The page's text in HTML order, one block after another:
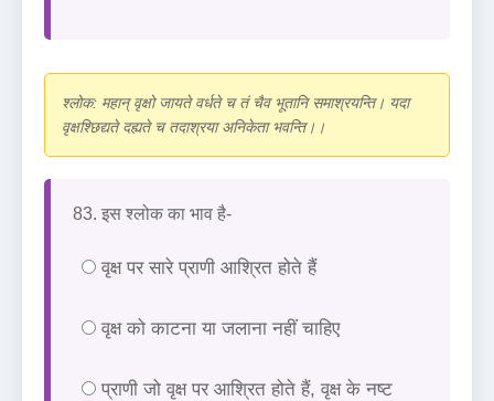
श्लोक: महान् वृक्षो जायते वर्धते च तं चैव भूतानि समाश्रयन्ति। यदा
वृक्षश्छिद्यते दह्यते च तदाश्रया अनिकेता भवन्ति।।
83. इस श्लोक का भाव है-
वृक्ष पर सारे प्राणी आश्रित होते हैं
वृक्ष को काटना या जलाना नहीं चाहिए
प्राणी जो वृक्ष पर आश्रित होते हैं, वृक्ष के नष्ट